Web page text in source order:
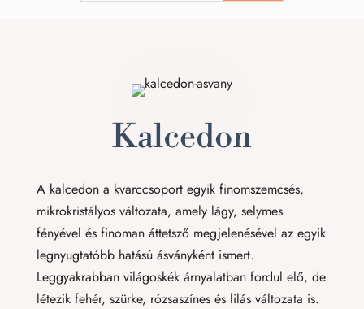
Kalcedon
A kalcedon a kvarccsoport egyik finomszemcsés,
mikrokristályos változata, amely lágy, selymes
fényével és finoman áttetsző megjelenésével az egyik
legnyugtatóbb hatású ásványként ismert.
Leggyakrabban világoskék árnyalatban fordul elő, de
létezik fehér, szürke, rózsaszínes és lilás változata is.